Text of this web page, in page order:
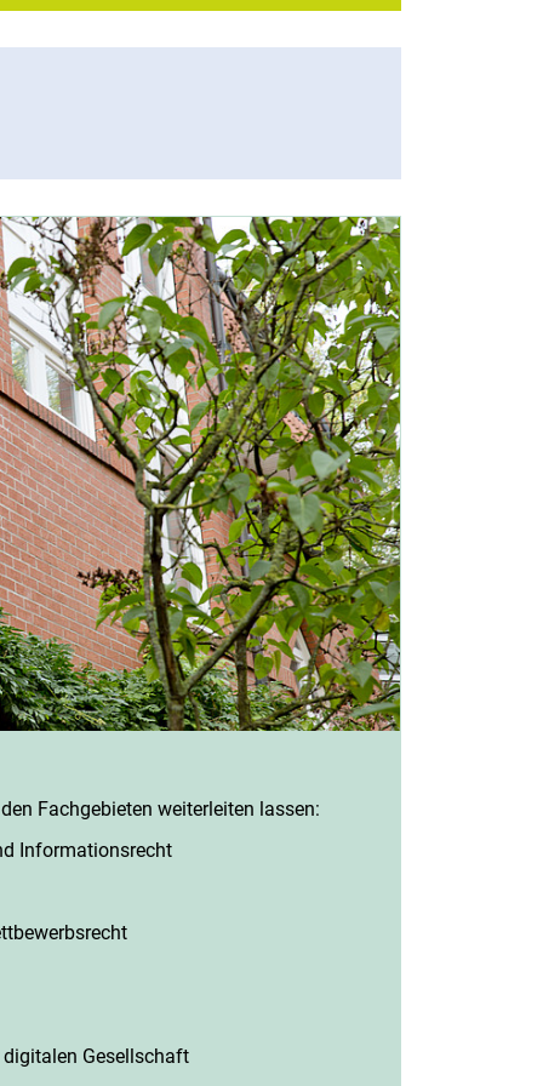
Fachgebieten weiterleiten lassen:
Informationsrecht
digitalen Gesellschaft